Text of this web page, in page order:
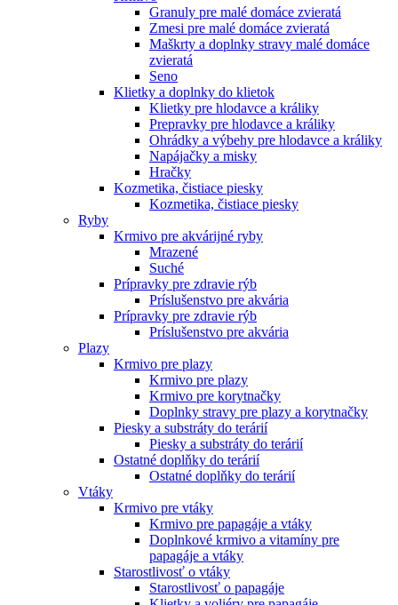
Granuly pre malé domáce zvieratá
Zmesi pre malé domáce zvieratá
Maškrty a doplnky stravy malé domáce
zvieratá
Seno
Klietky a doplnky do klietok
Klietky pre hlodavce a králiky
Prepravky pre hlodavce a králiky
Ohrádky a výbehy pre hlodavce a králiky
Napájačky a misky
Hračky
Kozmetika, čistiace piesky
Kozmetika, čistiace piesky
Ryby
Krmivo pre akvárijné ryby
Mrazené
Suché
Prípravky pre zdravie rýb
Príslušenstvo pre akvária
Prípravky pre zdravie rýb
Príslušenstvo pre akvária
Plazy
Krmivo pre plazy
Krmivo pre plazy
Krmivo pre korytnačky
Doplnky stravy pre plazy a korytnačky
Piesky a substráty do terárií
Piesky a substráty do terárií
Ostatné doplňky do terárií
Ostatné doplňky do terárií
Vtáky
Krmivo pre vtáky
Krmivo pre papagáje a vtáky
Doplnkové krmivo a vitamíny pre
papagáje a vtáky
Starostlivosť o vtáky
Starostlivosť o papagáje